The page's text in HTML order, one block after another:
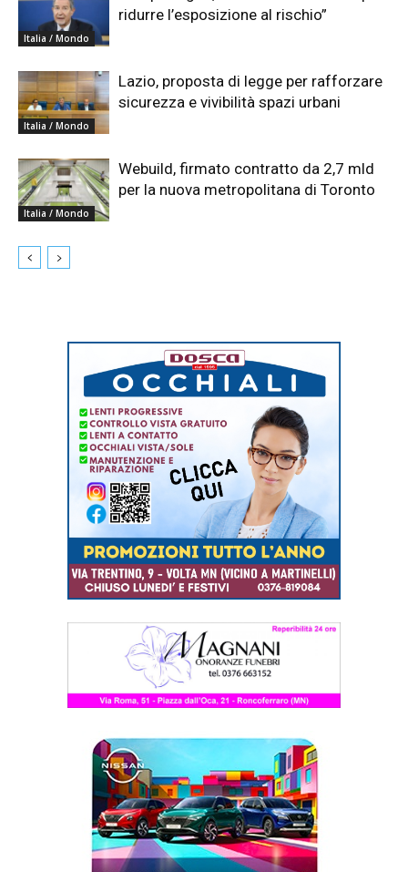
Italia / Mondo
ridurre l’esposizione al rischio”
Italia / Mondo
Lazio, proposta di legge per rafforzare
sicurezza e vivibilità spazi urbani
Italia / Mondo
Webuild, firmato contratto da 2,7 mld
per la nuova metropolitana di Toronto